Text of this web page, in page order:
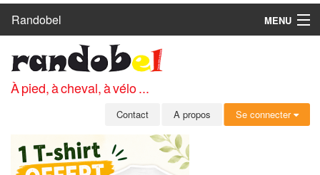
Randobel
MENU
CIRCUITS
CLUBS
MEMBRES
À pied, à cheval, à vélo ...
Contact A propos Se connecter